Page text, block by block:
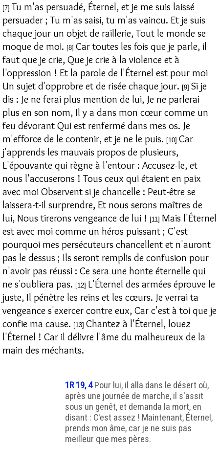
[7] Tu m'as persuadé, Éternel, et je me suis laissé
persuader ; Tu m'as saisi, tu m'as vaincu. Et je suis
chaque jour un objet de raillerie, Tout le monde se
moque de moi. [8] Car toutes les fois que je parle, il
faut que je crie, Que je crie à la violence et à
l'oppression ! Et la parole de l'Éternel est pour moi
Un sujet d'opprobre et de risée chaque jour. [9] Si je
dis : Je ne ferai plus mention de lui, Je ne parlerai
plus en son nom, Il y a dans mon cœur comme un
feu dévorant Qui est renfermé dans mes os. Je
m'efforce de le contenir, et je ne le puis. [10] Car
j'apprends les mauvais propos de plusieurs,
L'épouvante qui règne à l'entour : Accusez-le, et
nous l'accuserons ! Tous ceux qui étaient en paix
avec moi Observent si je chancelle : Peut-être se
laissera-t-il surprendre, Et nous serons maîtres de
lui, Nous tirerons vengeance de lui ! [11] Mais l'Éternel
est avec moi comme un héros puissant ; C'est
pourquoi mes persécuteurs chancellent et n'auront
pas le dessus ; Ils seront remplis de confusion pour
n'avoir pas réussi : Ce sera une honte éternelle qui
ne s'oubliera pas. [12] L'Éternel des armées éprouve le
juste, Il pénètre les reins et les cœurs. Je verrai ta
vengeance s'exercer contre eux, Car c'est à toi que je
confie ma cause. [13] Chantez à l'Éternel, louez
l'Éternel ! Car il délivre l'âme du malheureux de la
main des méchants.
1R 19, 4Pour lui, il alla dans le désert où,
après une journée de marche, il s'assit
sous un genêt, et demanda la mort, en
disant : C'est assez ! Maintenant, Éternel,
prends mon âme, car je ne suis pas
meilleur que mes pères.